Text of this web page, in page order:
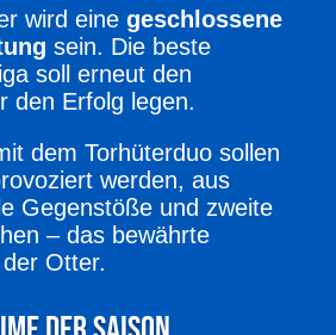
wird eine geschlossene
sein. Die beste
soll erneut den
den Erfolg legen.
dem Torhüterduo sollen
werden, aus
Gegenstöße und zweite
– das bewährte
Otter.